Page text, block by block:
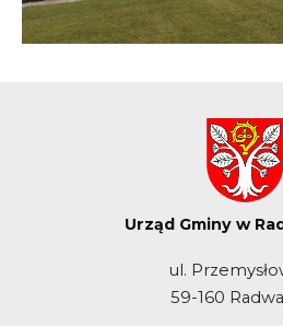
Urząd Gminy w
ul.
59-160